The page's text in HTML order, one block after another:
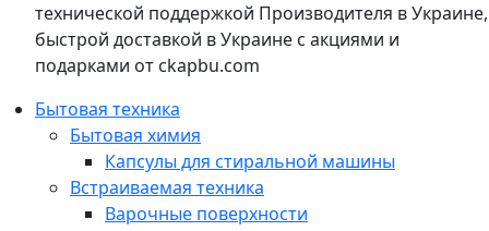
технической поддержкой Производителя в Украине,
быстрой доставкой в Украине с акциями и
подарками от ckapbu.com
Бытовая техника
Бытовая химия
Капсулы для стиральной машины
Встраиваемая техника
Варочные поверхности